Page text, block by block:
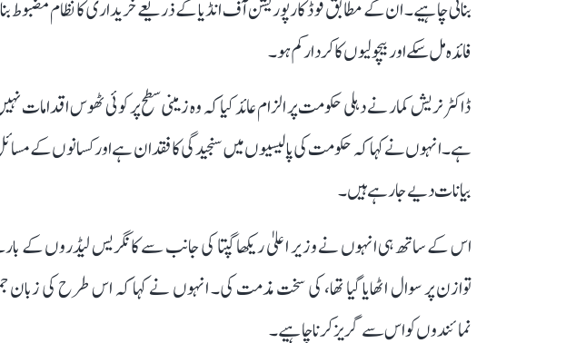
بنانی چاہیے۔ ان کے مطابق فوڈ کارپوریشن آف انڈیا کے ذریعے خریداری کا نظام مضبوط
فائدہ مل سکے اور بیچولیوں کا کردار کم ہو۔
ڈاکٹر نریش کمار نے دہلی حکومت پر الزام عائد کیا کہ وہ زمینی سطح پر کوئی ٹھوس
ہے۔ انہوں نے کہا کہ حکومت کی پالیسیوں میں سنجیدگی کا فقدان ہے اور کسانوں کے
بیانات دیے جا رہے ہیں۔
اس کے ساتھ ہی انہوں نے وزیر اعلیٰ ریکھا گپتا کی جانب سے کانگریس لیڈروں کے
توازن پر سوال اٹھایا گیا تھا، کی سخت مذمت کی۔ انہوں نے کہا کہ اس طرح کی
نمائندوں کو اس سے گریز کرنا چاہیے۔